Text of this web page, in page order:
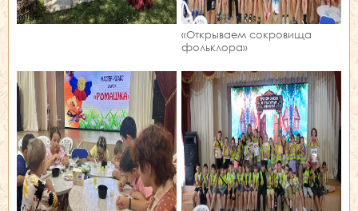
«Открываем сокровища
фольклора»